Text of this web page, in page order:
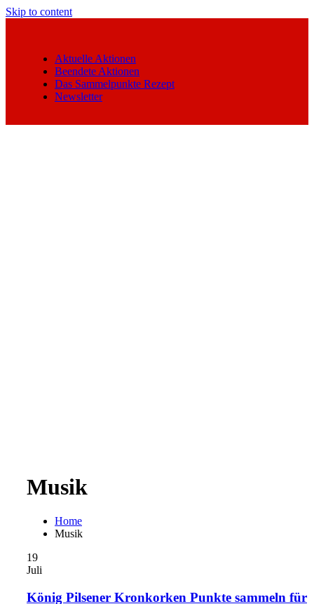
Skip to content
Aktuelle Aktionen
Beendete Aktionen
Das Sammelpunkte Rezept
Newsletter
Musik
Home
Musik
19
Juli
König Pilsener Kronkorken Punkte sammeln für